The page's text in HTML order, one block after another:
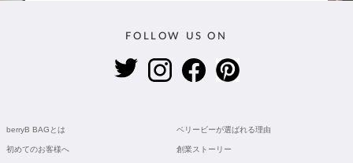
FOLLOW US ON
berryB BAGとは ベリービーが選ばれる理由
初めてのお客様へ 創業ストーリー